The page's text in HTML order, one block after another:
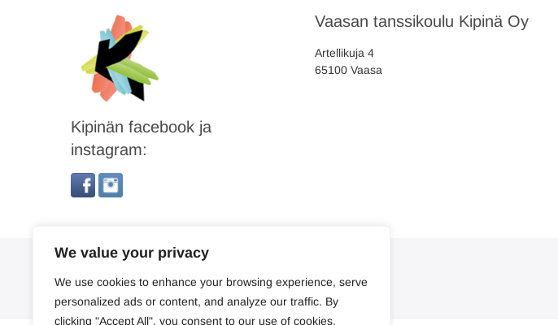
We value your privacy
We use cookies to enhance your browsing experience, serve
personalized ads or content, and analyze our traffic. By
clicking "Accept All", you consent to our use of cookies.
Kipinän facebook ja
instagram:
Vaasan tanssikoulu Kipinä Oy
Artellikuja 4
65100 Vaasa